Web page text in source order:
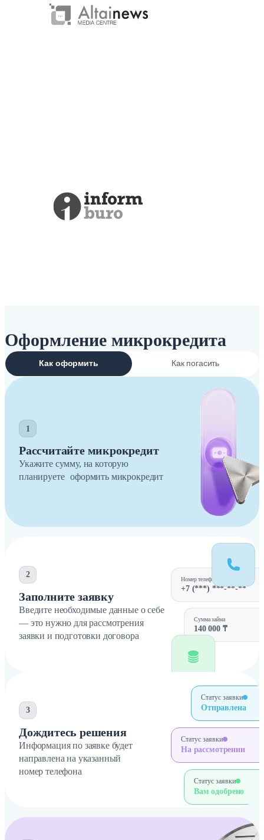
Оформление микрокредита
Как оформить Как погасить
1
Рассчитайте микрокредит
Укажите сумму, на которую
планируете оформить микрокредит
2
Заполните заявку
Введите необходимые данные о себе
— это нужно для рассмотрения
заявки и подготовки договора
Номер телефона
+7 (***) ***-**-**
Сумма займа
140 000 ₸
3
Дождитесь решения
Информация по заявке будет
направлена на указанный
номер телефона
Статус заявки
Отправлена
Статус заявки
На рассмотрении
Статус заявки
Вам одобрено